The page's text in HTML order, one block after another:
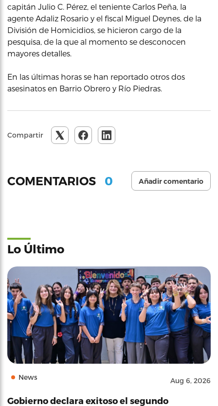
capitán Julio C. Pérez, el teniente Carlos Peña, la
agente Adaliz Rosario y el fiscal Miguel Deynes, de la
División de Homicidios, se hicieron cargo de la
pesquisa, de la que al momento se desconocen
mayores detalles.
En las últimas horas se han reportado otros dos
asesinatos en Barrio Obrero y Río Piedras.
Compartir
COMENTARIOS 0 Añadir comentario
Lo Último
News Aug 6, 2026
Gobierno declara exitoso el segundo